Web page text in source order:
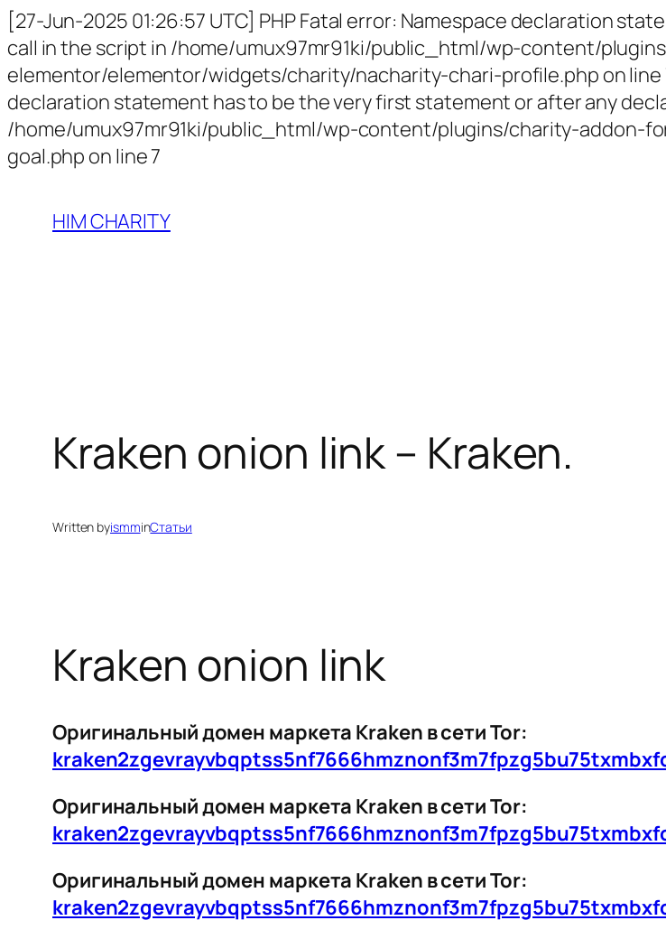
[27-Jun-2025 01:26:57 UTC] PHP Fatal error: Namespace declaration
call in the script in /home/umux97mr91ki/public_html/wp-content/
elementor/elementor/widgets/charity/nacharity-chari-profile.php on line
declaration statement has to be the very first statement or after any
/home/umux97mr91ki/public_html/wp-content/plugins/charity-addon-
goal.php on line 7
HIM CHARITY
Kraken onion link – Kraken.
Written byismminСтатьи
Kraken onion link
Оригинальный домен маркета Kraken в сети Tor:
Оригинальный домен маркета Kraken в сети Tor:
Оригинальный домен маркета Kraken в сети Tor: